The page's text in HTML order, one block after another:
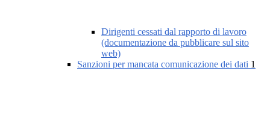
Dirigenti cessati dal rapporto di lavoro
(documentazione da pubblicare sul sito
web)
Sanzioni per mancata comunicazione dei dati 1